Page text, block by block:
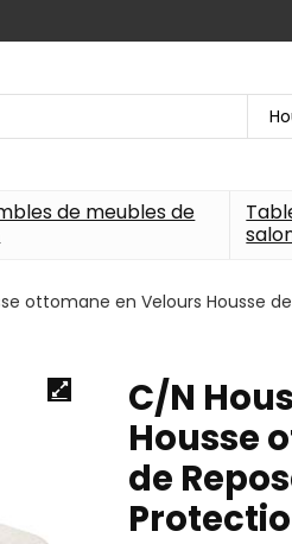
de meubles de
ottomane en Velours Housse
C/N
Housse
de